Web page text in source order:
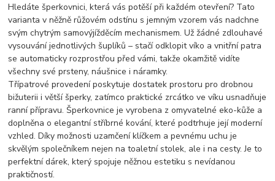
Hledáte šperkovnici, která vás potěší při každém otevření? Tato
varianta v něžně růžovém odstínu s jemným vzorem vás nadchne
svýmchytrým samovýjížděcím mechanismem. Už žádné zdlouhavé
vysouvání jednotlivých šuplíků – stačí odklopit víko a vnitřní patra
se automaticky rozprostřou před vámi, takže okamžitě vidíte
všechny své prsteny, náušnice i náramky.
Třípatrové provedení poskytuje dostatek prostoru pro drobnou
bižuterii i větší šperky, zatímco praktické zrcátko ve víku usnadňuje
ranní přípravu. Šperkovnice je vyrobena z omyvatelné eko-kůže a
doplněna o elegantní stříbrné kování, které podtrhuje její moderní
vzhled. Díky možnosti uzamčení klíčkem a pevnému uchu je
skvělým společníkem nejen na toaletní stolek, ale i na cesty. Je to
perfektní dárek, který spojuje něžnou estetiku s nevídanou
praktičností.